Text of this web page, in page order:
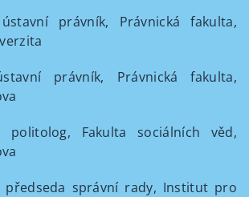
právník, Právnická fakulta,
právník, Právnická fakulta,
politolog, Fakulta sociálních věd,
předseda správní rady, Institut pro